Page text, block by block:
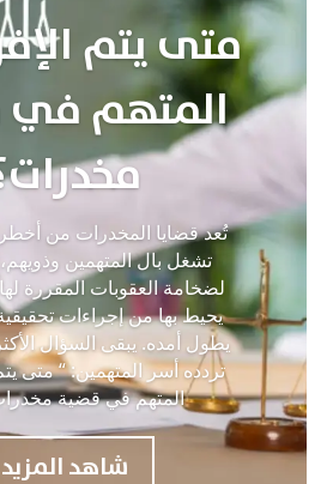
متى يتم
المتهم في
تُعد قضايا المخدرات من أخطر
تشغل بال المتهمين
لضخامة العقوبات المقررة
يحيط بها من إجراءات
يطول أمده. يبقى السؤال
تردده أسر المتهمين: “ متى
المتهم في قضية
شاهد المزيد